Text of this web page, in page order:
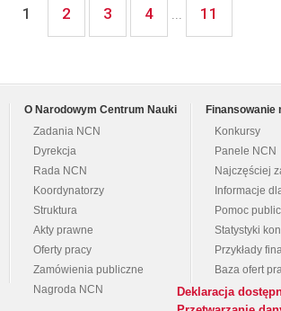
1 2 3 4 ... 11
O Narodowym Centrum Nauki
Zadania NCN
Dyrekcja
Rada NCN
Koordynatorzy
Struktura
Akty prawne
Oferty pracy
Zamówienia publiczne
Nagroda NCN
Finansowanie
Konkursy
Panele NCN
Najczęściej
Informacje
Pomoc
Statystyki
Przykłady
Baza ofert
Deklaracja